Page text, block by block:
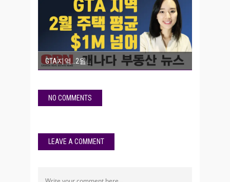
GTA지역…2월
NO COMMENTS
LEAVE A COMMENT